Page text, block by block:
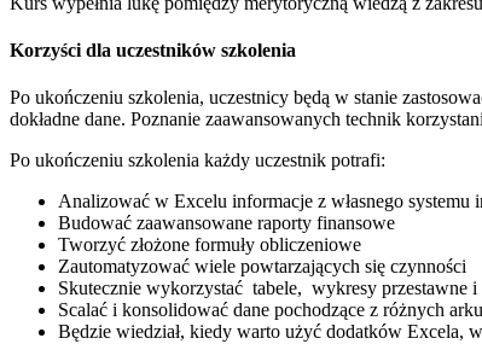
Korzyści dla uczestników szkolenia
Po ukończeniu szkolenia, uczestnicy będą w stanie
dokładne dane. Poznanie zaawansowanych technik
Po ukończeniu szkolenia każdy uczestnik potrafi:
Analizować w Excelu informacje z własnego systemu
Budować zaawansowane raporty finansowe
Tworzyć złożone formuły obliczeniowe
Zautomatyzować wiele powtarzających się czynności
Skutecznie wykorzystać tabele, wykresy przestawne i
Scalać i konsolidować dane pochodzące z różnych
Będzie wiedział, kiedy warto użyć dodatków Excela,